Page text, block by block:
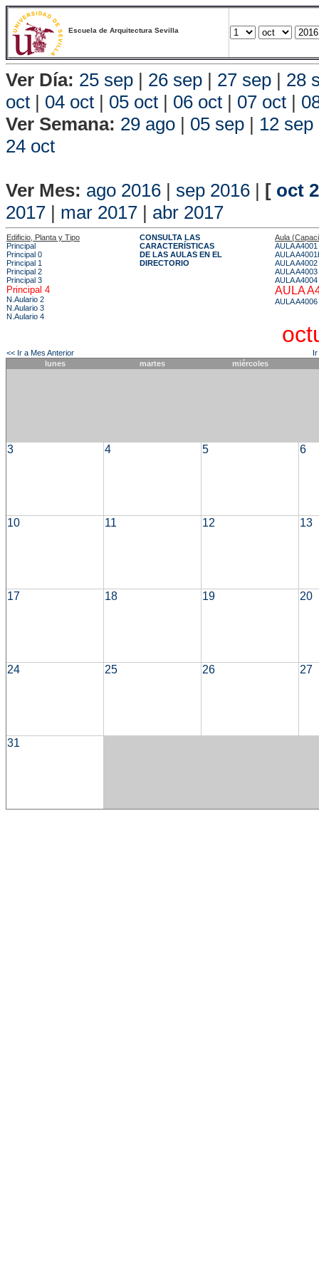
Escuela de Arquitectura Sevilla
Ver Día: 25 sep | 26 sep | 27 sep | 28
oct | 04 oct | 05 oct | 06 oct | 07 oct |
Ver Semana: 29 ago | 05 sep | 12 sep
24 oct
Ver Mes: ago 2016 | sep 2016 | [ oct
2017 | mar 2017 | abr 2017
Edificio, Planta y Tipo
Principal
Principal 0
Principal 1
Principal 2
Principal 3
Principal 4
N.Aulario 2
N.Aulario 3
N.Aulario 4
CONSULTA LAS
CARACTERÍSTICAS
DE LAS AULAS EN EL
DIRECTORIO
Aula
AULA A4001
AULA
AULA A4002
AULA A4003
AULA A4004
AULA
AULA A4006
<< Ir a Mes Anterior
lunes
martes miércoles
3 4 5 6
10 11 12 13
17 18 19 20
24 25 26 27
31